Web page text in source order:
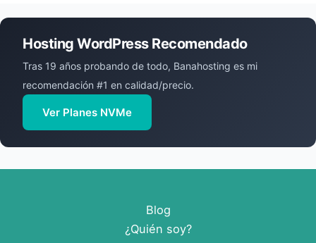
Hosting WordPress Recomendado
Tras 19 años probando de todo, Banahosting es mi
recomendación #1 en calidad/precio.
Ver Planes NVMe
Blog
¿Quién soy?